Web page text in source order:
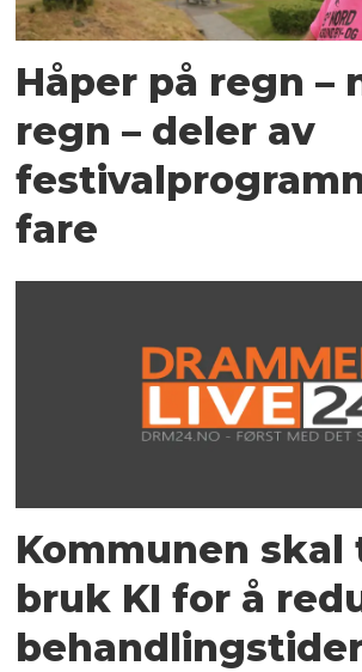
Håper på regn –
regn – deler av
fare
Kommunen skal
bruk KI for å